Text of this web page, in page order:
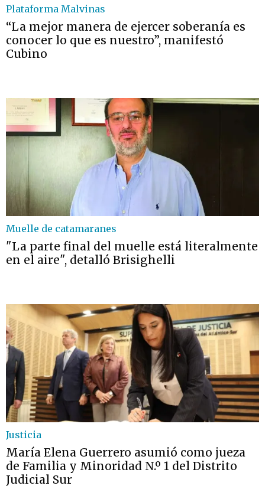
Plataforma Malvinas
“La mejor manera de ejercer soberanía es
conocer lo que es nuestro”, manifestó
Cubino
Muelle de catamaranes
"La parte final del muelle está literalmente
en el aire", detalló Brisighelli
Justicia
María Elena Guerrero asumió como jueza
de Familia y Minoridad N.º 1 del Distrito
Judicial Sur